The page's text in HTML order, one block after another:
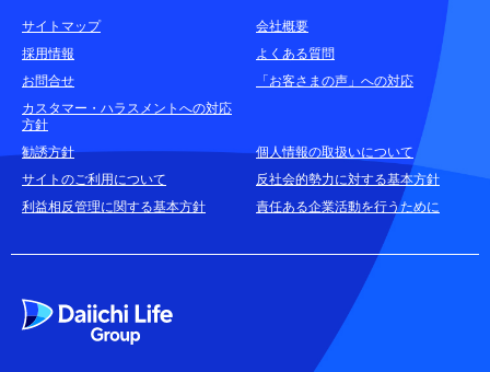
耳や言葉の不自由なお客さまのお問合せ窓口
お申込みをご検討中のお客さま
(商品に関するお問合せ・資料請求)
資料請求はこちら
お電話でのお問合せはこちら 通話無料
サイトマップ
会社概要
採用情報
よくある質問
お問合せ
「お客さまの声」への対応
カスタマー・ハラスメントへの対応
方針
勧誘方針
個人情報の取扱いについて
サイトのご利用について
反社会的勢力に対する基本方針
利益相反管理に関する基本方針
責任ある企業活動を行うために